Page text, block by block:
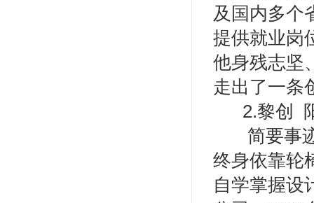
及国内多个
提供就业岗
他身残志坚
走出了一条
2.黎创
简要事迹
终身依靠轮
自学掌握设